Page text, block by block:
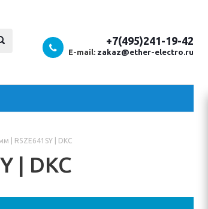
+7(495)241-19-42
E-mail: zakaz@ether-electro.ru
| R5ZE641SY | DKC
| DKC